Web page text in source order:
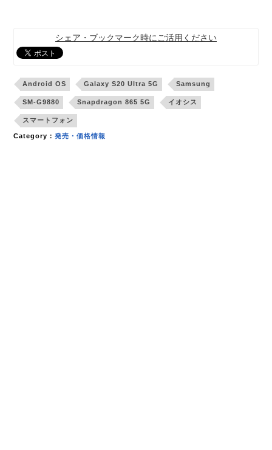
シェア・ブックマーク時にご活用ください
Android OS Galaxy S20 Ultra 5G Samsung
SM-G9880 Snapdragon 865 5G イオシス
スマートフォン
Category：発売・価格情報